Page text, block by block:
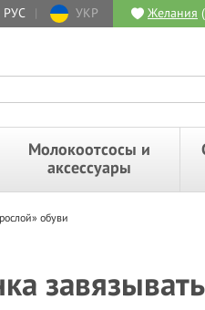
РУС | УКР Желания
Молокоотсосы и
аксессуары
обуви